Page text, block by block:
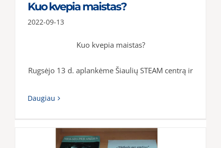
Kuo kvepia maistas?
2022-09-13
Kuo kvepia maistas?
Rugsėjo 13 d. aplankėme Šiaulių STEAM centrą ir
Daugiau